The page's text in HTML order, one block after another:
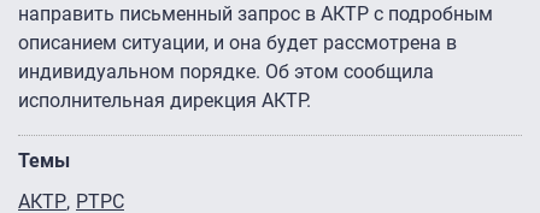
направить письменный запрос в АКТР с подробным
описанием ситуации, и она будет рассмотрена в
индивидуальном порядке. Об этом сообщила
исполнительная дирекция АКТР.
Темы
АКТР РТРС